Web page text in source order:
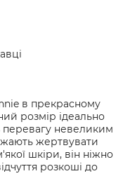
в прекрасному
розмір ідеально
перевагу невеликим
жертвувати
шкіри, він ніжно
розкоші до